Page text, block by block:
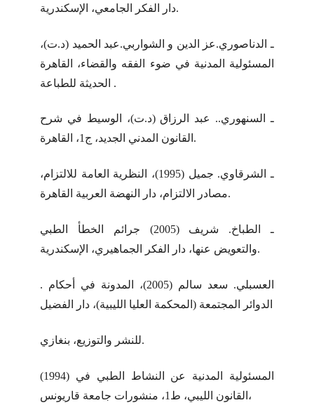
دار الفكر الجامعي، الإسكندرية.
ـ الدناصوري.عز الدين و الشواربي.عبد الحميد (د.ت)،
المسئولية المدنية في ضوء الفقه والقضاء، القاهرة
الحديثة للطباعة .
ـ السنهوري.. عبد الرزاق (د.ت)، الوسيط في شرح
القانون المدني الجديد، ج1، القاهرة.
ـ الشرقاوي. جميل (1995)، النظرية العامة للالتزام،
مصادر الالتزام، دار النهضة العربية القاهرة.
ـ الطباخ. شريف (2005) جرائم الخطأ الطبي
والتعويض عنها، دار الفكر الجماهيري، الإسكندرية.
. العسبلي. سعد سالم (2005)، المدونة في أحكام
الدوائر المجتمعة (المحكمة العليا الليبية)، دار الفضيل
للنشر والتوزيع، بنغازي.
(1994) المسئولية المدنية عن النشاط الطبي في
القانون الليبي، ط1، منشورات جامعة قاريونس،